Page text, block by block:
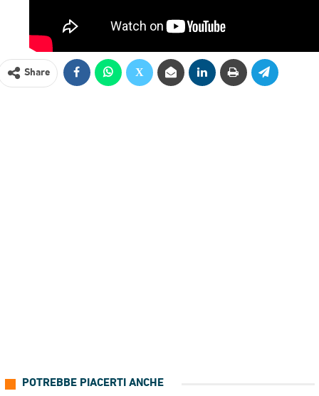
Share
POTREBBE PIACERTI ANCHE